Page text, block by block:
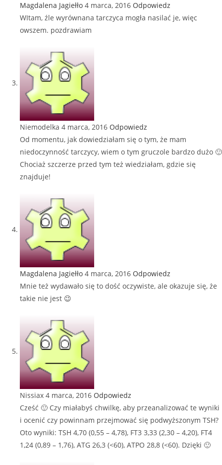
Magdalena Jagiełło 4 marca, 2016 Odpowiedz
WItam, źle wyrównana tarczyca mogła nasilać je, więc
owszem. pozdrawiam
Niemodelka 4 marca, 2016 Odpowiedz
Od momentu, jak dowiedziałam się o tym, że mam
niedoczynność tarczycy, wiem o tym gruczole bardzo dużo 🙂
Chociaż szczerze przed tym też wiedziałam, gdzie się
znajduje!
Magdalena Jagiełło 4 marca, 2016 Odpowiedz
Mnie też wydawało się to dość oczywiste, ale okazuje się, że
takie nie jest 😉
Nissiax 4 marca, 2016 Odpowiedz
Cześć 🙂 Czy miałabyś chwilkę, aby przeanalizować te wyniki
i ocenić czy powinnam przejmować się podwyższonym TSH?
Oto wyniki: TSH 4,70 (0,55 – 4,78), FT3 3,33 (2,30 – 4,20), FT4
1,24 (0,89 – 1,76), ATG 26,3 (<60), ATPO 28,8 (<60). Dzięki 🙂